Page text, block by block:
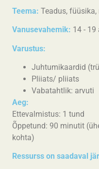
Teema: Teadus,
Vanusevahemik: 14 - 19
Varustus:
Juhtumikaardid
Pliiats/ pliiats
Vabatahtlik: arvuti
Aeg:
Ettevalmistus: 1 tund
Õppetund: 90 minutit
kohta)
Ressurss on saadaval